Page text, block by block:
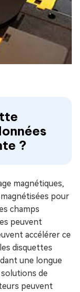
?
magnétiques,
pour
champs
peuvent
accélérer ce
disquettes
une longue
de
peuvent